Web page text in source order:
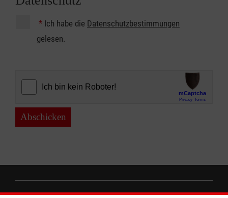
* Ich habe die Datenschutzbestimmungen
gelesen.
Abschicken